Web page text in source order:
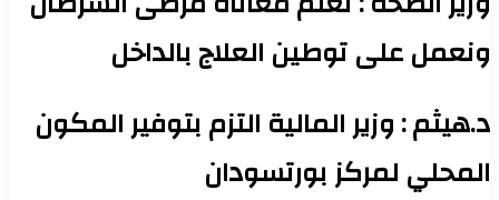
ونعمل على توطين العلاج بالداخل
د.هيثم : وزير المالية التزم بتوفير المكون
المحلي لمركز بورتسودان